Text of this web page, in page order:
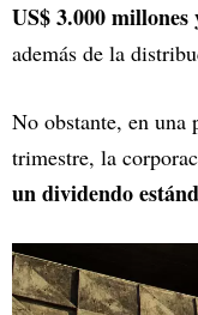
US$ 3.000 millones
además de la
No obstante, en una
trimestre, la
un dividendo